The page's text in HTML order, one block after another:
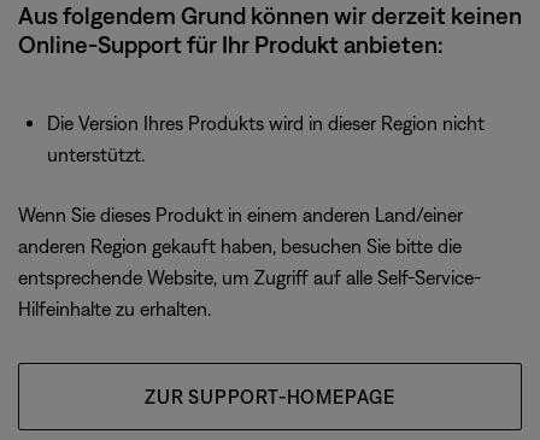
Aus folgendem Grund können wir derzeit keinen
Online-Support für Ihr Produkt anbieten:
Die Version Ihres Produkts wird in dieser Region nicht
unterstützt.
Wenn Sie dieses Produkt in einem anderen Land/einer
anderen Region gekauft haben, besuchen Sie bitte die
entsprechende Website, um Zugriff auf alle Self-Service-
Hilfeinhalte zu erhalten.
ZUR SUPPORT-HOMEPAGE